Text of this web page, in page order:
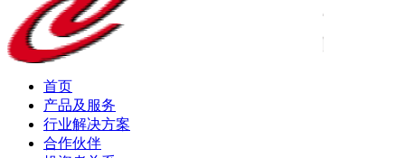
首页
产品及服务
行业解决方案
合作伙伴